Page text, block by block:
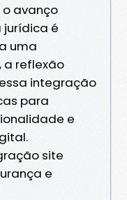
o avanço
jurídica é
uma
a reflexão
integração
para
e
site
e